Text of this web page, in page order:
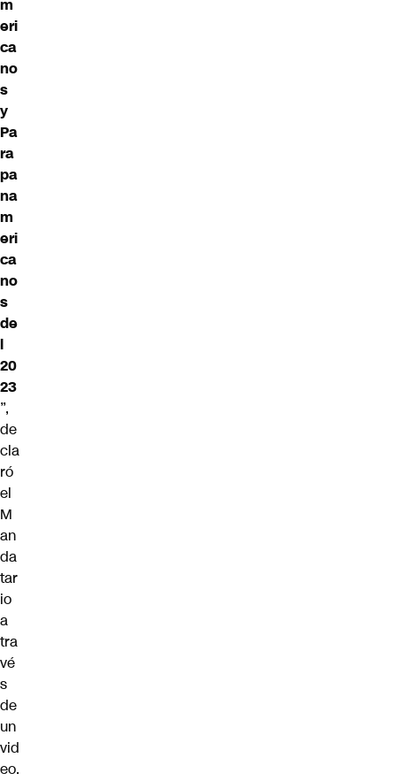
m
eri
ca
no
s
y
Pa
ra
pa
na
m
eri
ca
no
s
de
l
20
23
”,
de
cla
ró
el
M
an
da
tar
io
a
tra
vé
s
de
un
vid
eo.